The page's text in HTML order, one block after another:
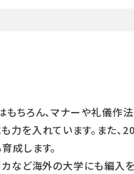
ちろん、マナーや礼儀作
力を入れています。また、
成します。
など海外の大学にも編入を